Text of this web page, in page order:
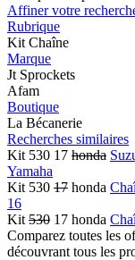
Affiner votre
Rubrique
Kit Chaîne
Marque
Jt Sprockets
Afam
Boutique
La Bécanerie
Recherches similaires
Kit 530 17 honda
Yamaha
Kit 530 17 honda
16
Kit 530 17 honda
Comparez toutes les
découvrant tous les